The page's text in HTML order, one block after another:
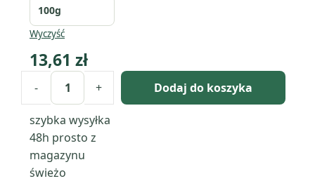
Wyczyść
13,61 zł
- + Dodaj do koszyka
szybka wysyłka
48h prosto z
magazynu
świeżo